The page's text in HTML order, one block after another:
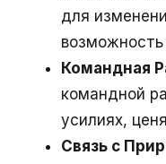
для
возможность
Командная
командной
усилиях,
Связь с